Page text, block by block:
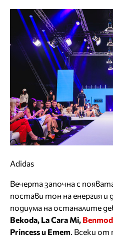
Adidas
Вечерта започна с
постави тон на енергия и
подиума на останалите
Bekoda, La Cara Mi,
Princess и Emem. Всеки от